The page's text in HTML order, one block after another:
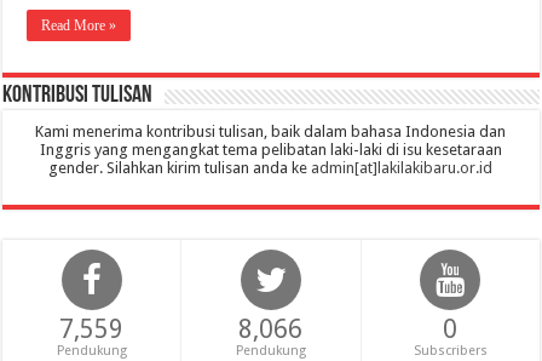
Read More »
Kontribusi Tulisan
Kami menerima kontribusi tulisan, baik dalam bahasa Indonesia dan
Inggris yang mengangkat tema pelibatan laki-laki di isu kesetaraan
gender. Silahkan kirim tulisan anda ke admin[at]lakilakibaru.or.id
7,559
Pendukung
8,066
Pendukung
0
Subscribers